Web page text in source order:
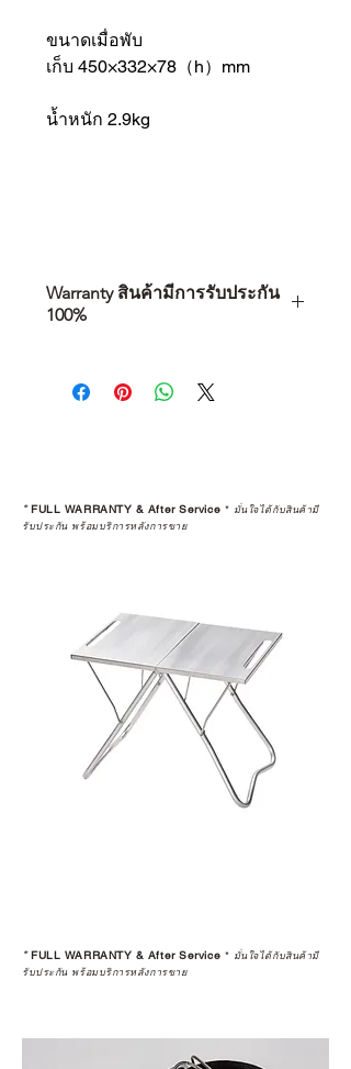
ขนาดเมื่อพับ
เก็บ 450×332×78（h）mm
น้ำหนัก 2.9kg
Warranty สินค้ามีการรับประกัน
100%
คุณตัดสินใจซื้อ แต่รวมไปถึง
“ประสบการณ์หลังการใช้งาน” ใน
STUDIO และร้านตัวแทนจำหน่ายที่
ได้รับการแต่งตั้งอย่างเป็นทางการ จะ
เป็นการให้คำแนะนำ การดูแลสินค้า
หรือการแก้ไขปัญหาที่อาจเกิดขึ้นใน
อนาคต
ก่อนตัดสินใจซื้อสินค้า เราอยาก
แนะนำให้คุณสอบถามทุกครั้งว่า ร้าน
ค้าที่คุณกำลังเลือกซื้อนั้น มีการรับ
ประกันสินค้าจากตัวแทนจำหน่าย
อย่างเป็นทางการหรือไม่ เพื่อให้คุณ
ในอุปกรณ์ที่คุณรัก มีคุณค่าอย่าง
ตัวแทนจำหน่ายที่ได้รับการแต่งตั้ง
*FULL WARRANTY & After Service * มั่นใจได้กับสินค้ามี
รับประกัน พร้อมบริการหลังการขาย
*FULL WARRANTY & After Service * มั่นใจได้กับสินค้ามี
รับประกัน พร้อมบริการหลังการขาย